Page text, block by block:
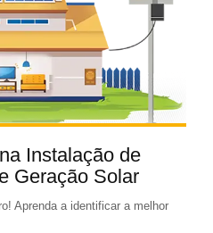
Instalação de
Geração Solar
Aprenda a identificar a melhor